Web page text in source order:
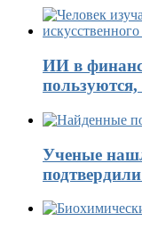
ИИ в
Ученые